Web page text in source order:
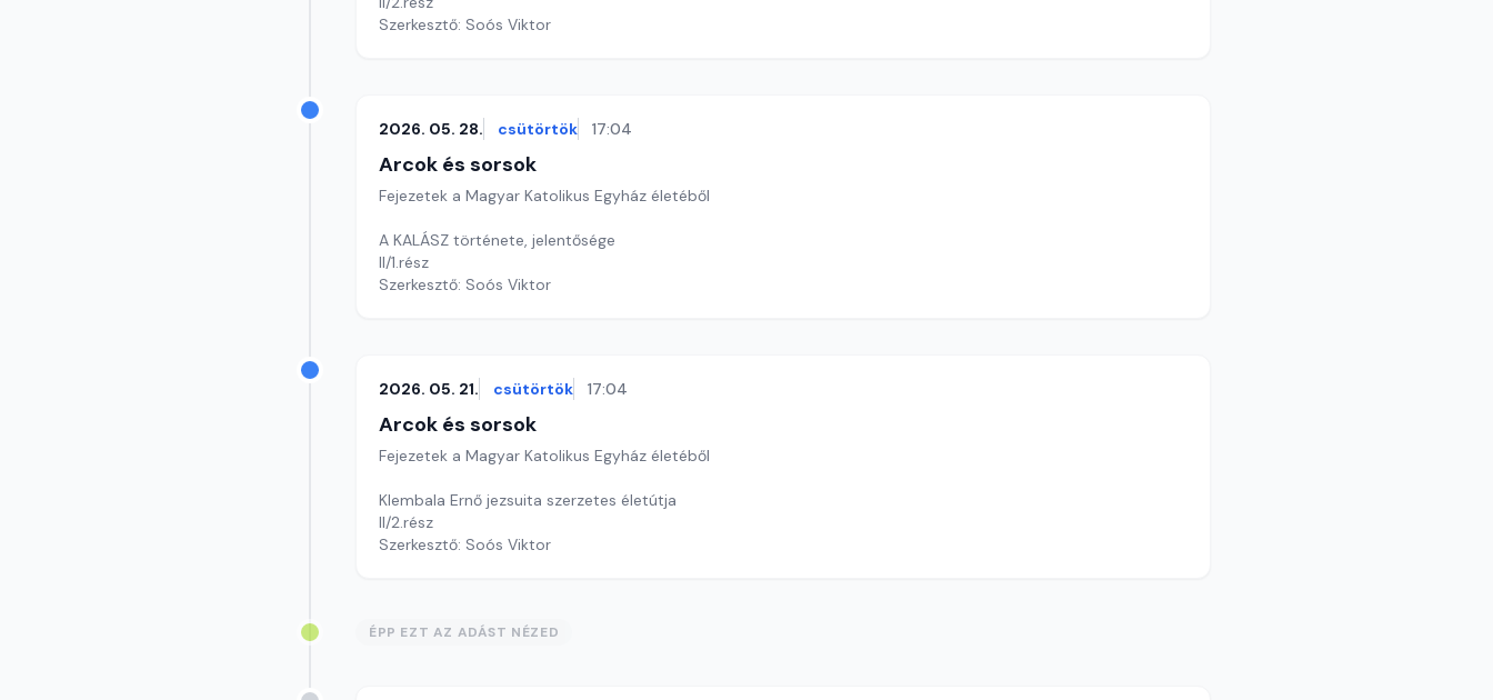
Szerkesztő: Soós Viktor
2026. 05. 28. csütörtök 17:04
Arcok és sorsok
Fejezetek a Magyar Katolikus Egyház életéből
A KALÁSZ története, jelentősége
II/1.rész
Szerkesztő: Soós Viktor
2026. 05. 21. csütörtök 17:04
Arcok és sorsok
Fejezetek a Magyar Katolikus Egyház életéből
Klembala Ernő jezsuita szerzetes életútja
II/2.rész
Szerkesztő: Soós Viktor
ÉPP EZT AZ ADÁST NÉZED